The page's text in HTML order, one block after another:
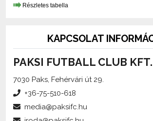
PAKSI FUTBALL CLUB KFT.
7030 Paks, Fehérvári út 29.